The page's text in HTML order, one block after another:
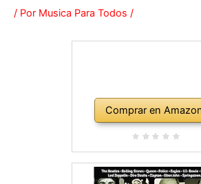
/ Por Musica Para Todos /
Comprar en